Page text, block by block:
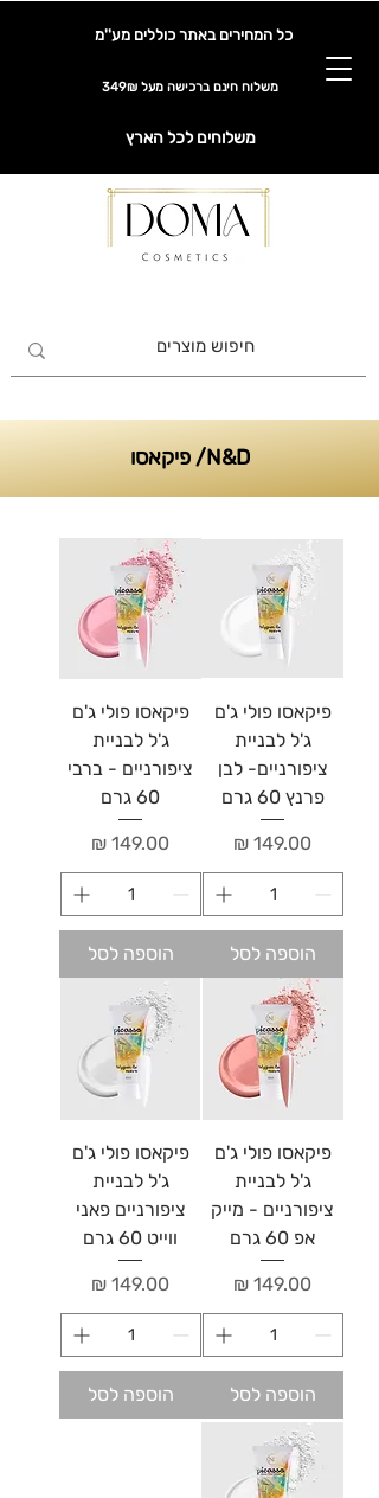
כל המחירים באתר כוללים מע''מ
משלוח חינם ברכישה מעל 349₪
משלוחים לכל הארץ
N&D/ פיקאסו
פיקאסו פולי ג'ם
ג'ל לבניית
ציפורניים- לבן
פרנץ 60 גרם
מחיר
הוספה לסל
פיקאסו פולי ג'ם
ג'ל לבניית
ציפורניים - ברבי
60 גרם
מחיר
הוספה לסל
פיקאסו פולי ג'ם
ג'ל לבניית
ציפורניים - מייק
אפ 60 גרם
מחיר
הוספה לסל
פיקאסו פולי ג'ם
ג'ל לבניית
ציפורניים פאני
ווייט 60 גרם
מחיר
הוספה לסל